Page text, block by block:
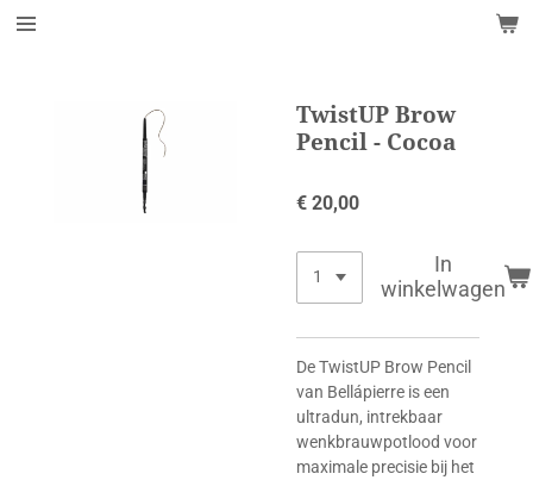
Ga
TwistUP Brow
Pencil - Cocoa
€ 20,00
In
winkelwagen
De TwistUP Brow Pencil
van Bellápierre is een
ultradun, intrekbaar
wenkbrauwpotlood voor
maximale precisie bij het